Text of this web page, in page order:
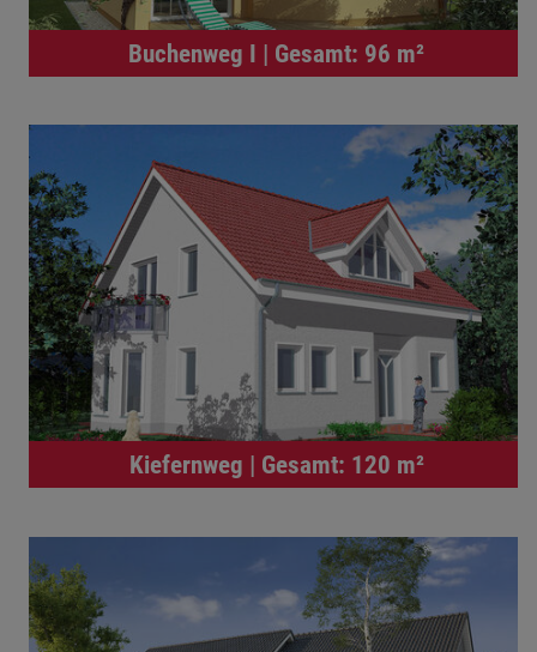
Buchenweg I | Gesamt: 96 m²
Kiefernweg | Gesamt: 120 m²